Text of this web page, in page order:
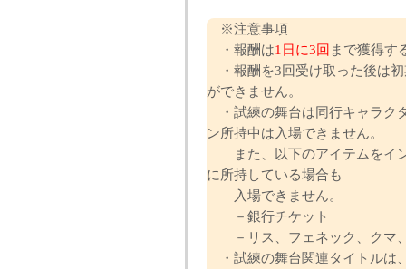
※注意事項
・報酬は1日に3回 まで獲得す
・報酬を3回受け取った後は
ができません。
・試練の舞台は同行キャラク
ン所持中は入場できません。
また、以下のアイテムをイン
に所持している場合も
入場できません。
－銀行チケット
－リス、フェネック、クマ
・試練の舞台関連タイトルは